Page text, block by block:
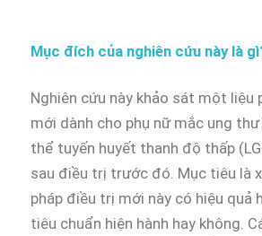
Mục đích của nghiên cứu này là
Nghiên cứu này khảo sát một liệu
mới dành cho phụ nữ mắc ung
thể tuyến huyết thanh độ thấp
sau điều trị trước đó. Mục tiêu là
pháp điều trị mới này có hiệu quả
tiêu chuẩn hiện hành hay không.